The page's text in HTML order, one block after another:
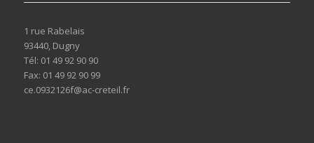
1 rue Rabelais
93440, Dugny
Tél: 01 49 92 90 90
Fax: 01 49 92 90 99
ce.0932126f@ac-creteil.fr